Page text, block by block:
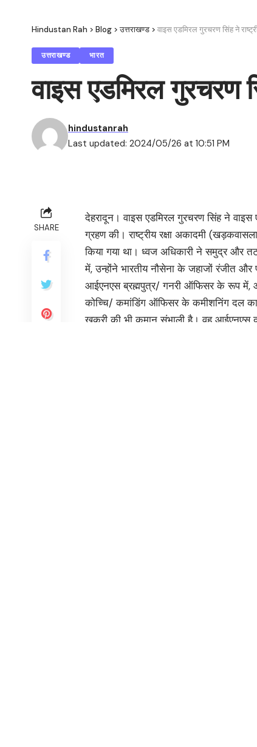
Hindustan Rah > Blog >उत्तराखण्ड > वाइस एडमिरल गुरचरण सिंह ने
उत्तराखण्ड भारत
वाइस एडमिरल गुरचरण
Last updated: 2024/05/26 at 10:51 PM
hindustanrah